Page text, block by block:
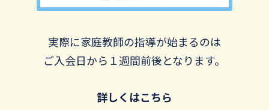
実際に家庭教師の指導が始まるのは
ご入会日から１週間前後となります。
詳しくはこちら